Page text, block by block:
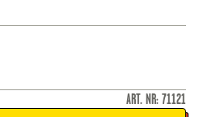
ART. NR: 71121